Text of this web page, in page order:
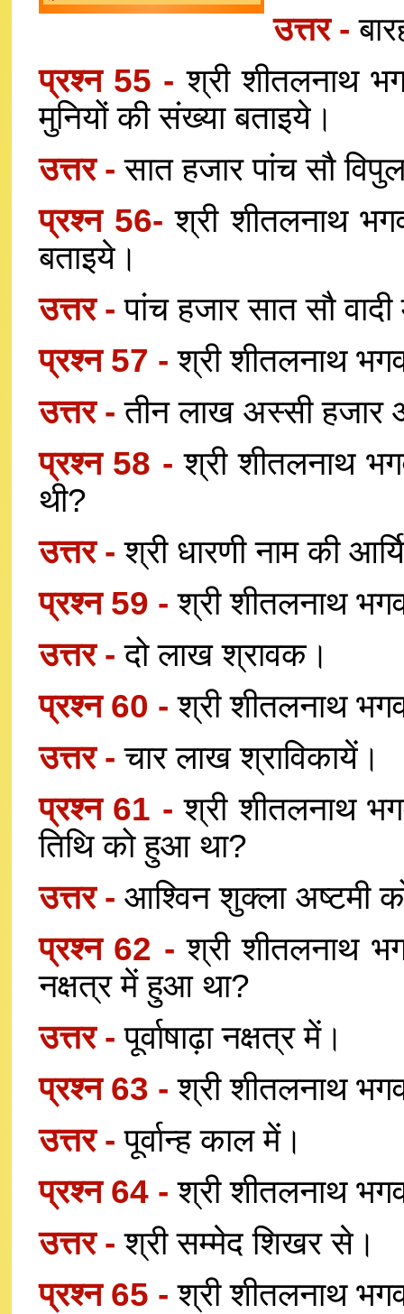
उत्तर -
प्रश्न 55 -श्री शीतलनाथ
मुनियों की संख्या बताइये।
उत्तर -सात हजार पांच सौ
प्रश्न 56-श्री शीतलनाथ
बताइये।
उत्तर -पांच हजार सात सौ
प्रश्न 57 -श्री शीतलनाथ
उत्तर -तीन लाख अस्सी हजार
प्रश्न 58 -श्री शीतलनाथ
थी?
उत्तर -श्री धारणी नाम की
प्रश्न 59 -श्री शीतलनाथ
उत्तर -दो लाख श्रावक।
प्रश्न 60 -श्री शीतलनाथ
उत्तर -चार लाख श्राविकायें।
प्रश्न 61 -श्री शीतलनाथ
तिथि को हुआ था?
उत्तर - आश्विन शुक्ला अष्टमी
प्रश्न 62 -श्री शीतलनाथ
नक्षत्र में हुआ था?
उत्तर -पूर्वाषाढ़ा नक्षत्र में।
प्रश्न 63 -श्री शीतलनाथ
उत्तर -पूर्वान्ह काल में।
प्रश्न 64 -श्री शीतलनाथ
उत्तर -श्री सम्मेद शिखर से।
प्रश्न 65 -श्री शीतलनाथ